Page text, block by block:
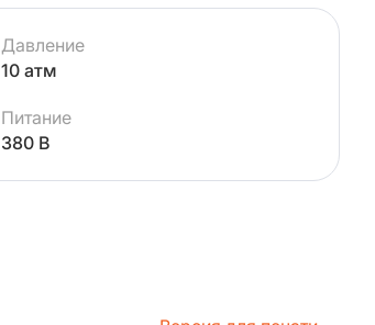
Давление
10 атм
Питание
380 В